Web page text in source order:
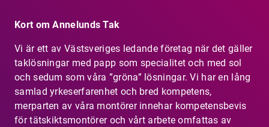
Kort om Annelunds Tak
Vi är ett av Västsveriges ledande företag när det gäller
taklösningar med papp som specialitet och med sol
och sedum som våra ”gröna” lösningar. Vi har en lång
samlad yrkeserfarenhet och bred kompetens,
merparten av våra montörer innehar kompetensbevis
för tätskiktsmontörer och vårt arbete omfattas av